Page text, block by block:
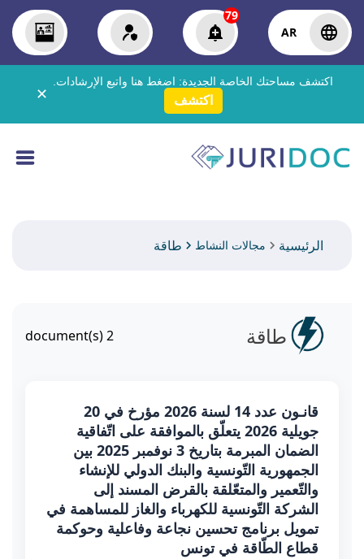
AR
79
اكتشف مساحتك الخاصة الجديدة: اضغط هنا واتبع الإرشادات.
اكتشف ✕
الرئيسية مجالات النشاط طاقة
طاقة 2
قانـون عدد 14 لسنة 2026 مؤرخ في 20
جويلية 2026 يتعلّق بالموافقة على اتّفاقية
الضمان المبرمة بتاريخ 3 نوفمبر 2025 بين
الجمهورية التّونسية والبنك الدولي للإنشاء
والتّعمير والمتعّلقة بالقرض المسند إلى
الشركة التّونسية للكهرباء والغاز للمساهمة في
تمويل برنامج تحسين نجاعة وفاعلية وحوكمة
قطاع الطّاقة في تونس